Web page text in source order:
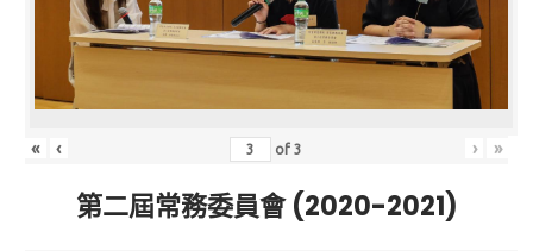
« ‹ of3 › »
第二屆常務委員會 (2020-2021)